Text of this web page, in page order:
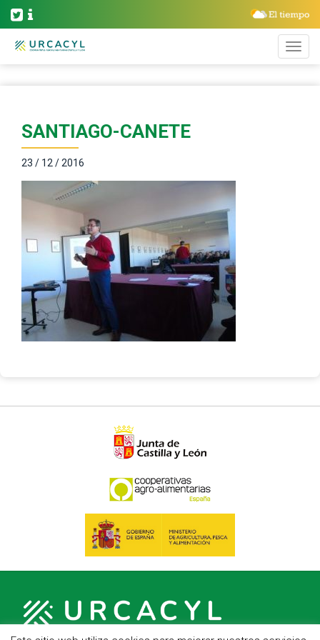
SANTIAGO-CANETE
23 / 12 / 2016